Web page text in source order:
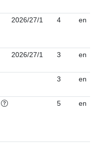
2026/27/1 4 en
2026/27/1 3 en
3 en
5 en